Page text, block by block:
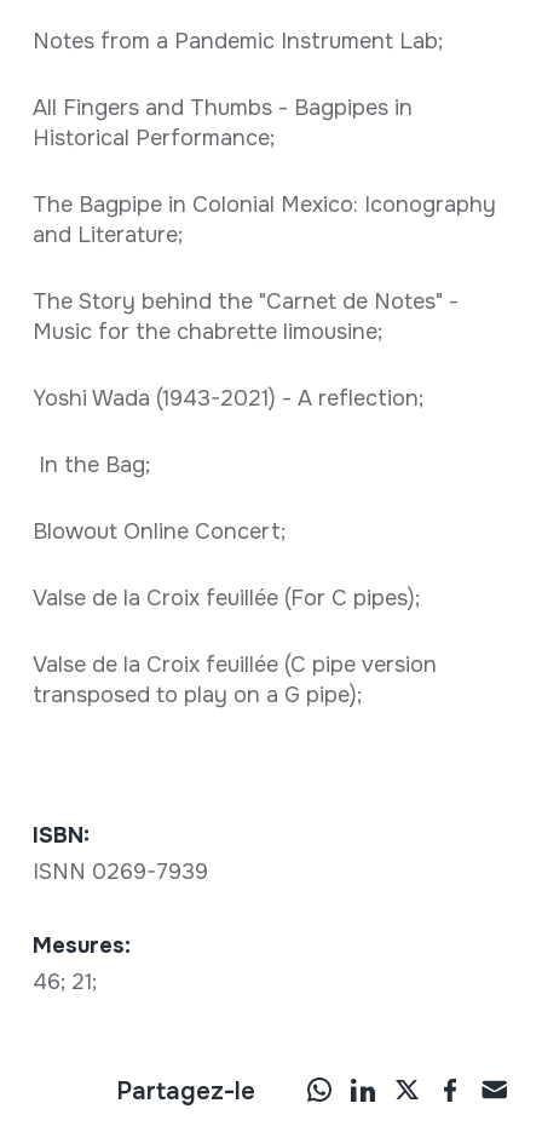
Notes from a Pandemic Instrument Lab;
All Fingers and Thumbs - Bagpipes in
Historical Performance;
The Bagpipe in Colonial Mexico: Iconography
and Literature;
The Story behind the "Carnet de Notes" -
Music for the chabrette limousine;
Yoshi Wada (1943-2021) - A reflection;
In the Bag;
Blowout Online Concert;
Valse de la Croix feuillée (For C pipes);
Valse de la Croix feuillée (C pipe version
transposed to play on a G pipe);
ISBN:
ISNN 0269-7939
Mesures:
46; 21;
Partagez-le